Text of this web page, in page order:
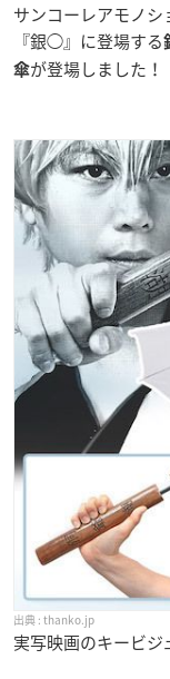
サンコーレアモノ
『銀◯』に登場する
傘が登場しました！
thanko.jp
実写映画のキービジ